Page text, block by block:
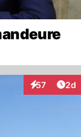
57
Interaktionen
2d